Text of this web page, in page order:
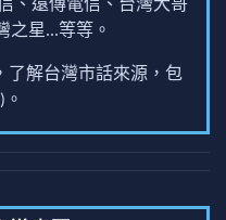
、遠傳電信、台灣大哥
之星...等等。
了解台灣市話來源，包